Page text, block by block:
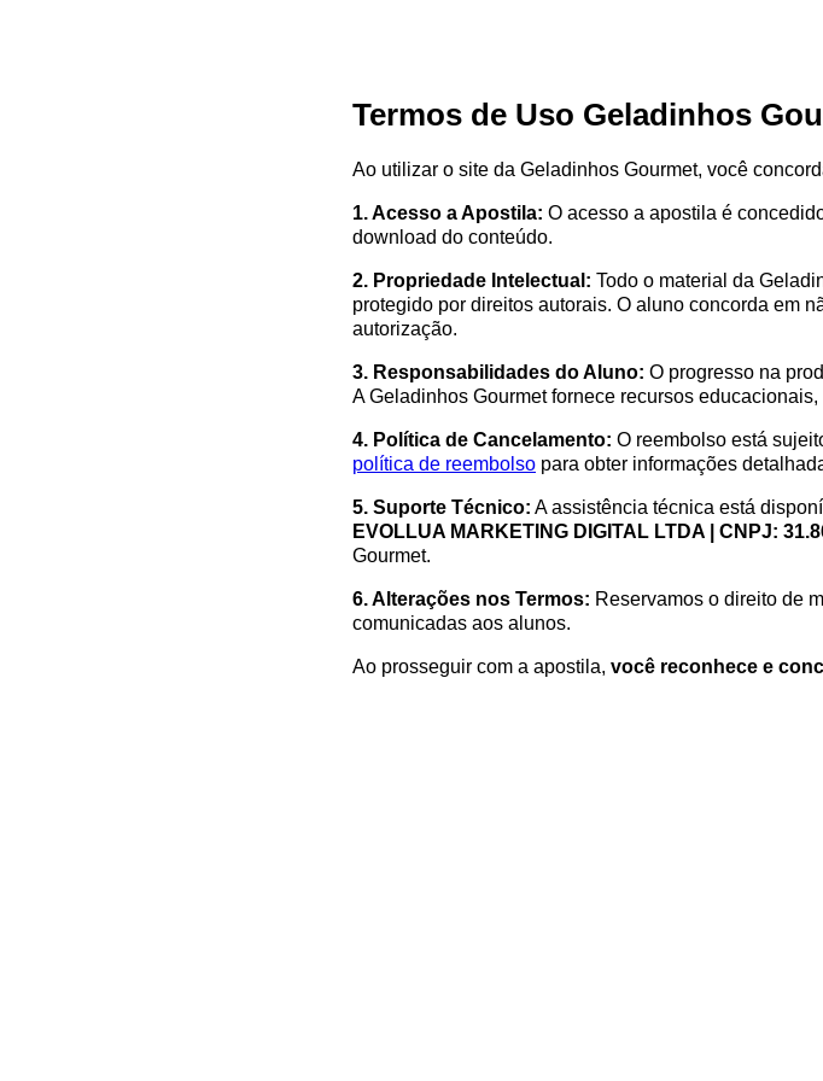
Termos de Uso Geladinhos
Ao utilizar o site da Geladinhos Gourmet, você
1. Acesso a Apostila: O acesso a apostila é
download do conteúdo.
2. Propriedade Intelectual: Todo o material da
protegido por direitos autorais. O aluno concorda em
autorização.
3. Responsabilidades do Aluno: O progresso na
A Geladinhos Gourmet fornece recursos
4. Política de Cancelamento: O reembolso está
política de reembolso para obter informações
5. Suporte Técnico: A assistência técnica está
EVOLLUA MARKETING DIGITAL LTDA | CNPJ:
Gourmet.
6. Alterações nos Termos: Reservamos o direito de
comunicadas aos alunos.
Ao prosseguir com a apostila, você reconhece e